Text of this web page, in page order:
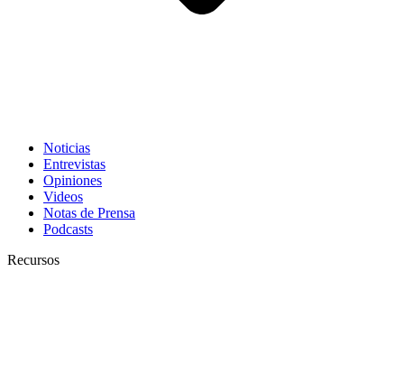
Noticias
Entrevistas
Opiniones
Videos
Notas de Prensa
Podcasts
Recursos